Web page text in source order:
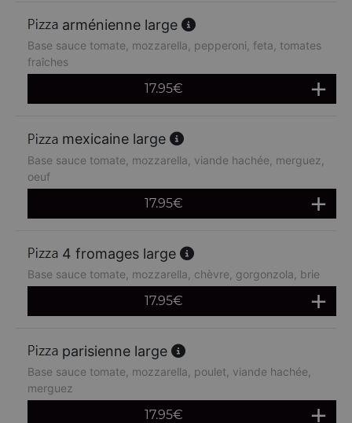
arménienne large
Base sauce tomate, mozzarella, pepperoni, feta, tomates
fraîches
17.95€
mexicaine large
Base sauce tomate, mozzarella, viande hachée, merguez,
oeuf
17.95€
4 fromages large
Base sauce tomate, mozzarella, chèvre, gorgonzola, brie
17.95€
parisienne large
Base sauce tomate, mozzarella, poulet, viande hachée,
merguez
17.95€